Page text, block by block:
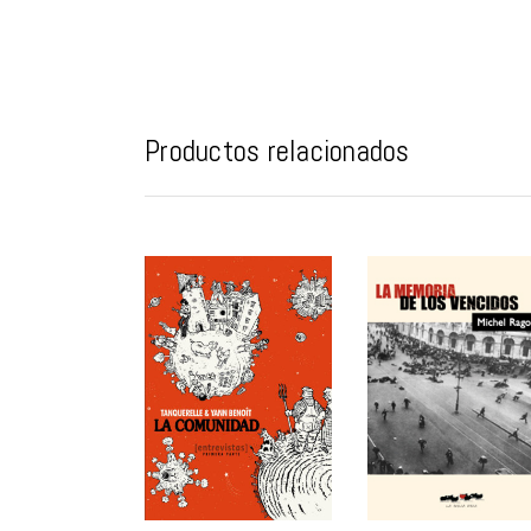
Productos relacionados
AÑADIR AL
CARRITO
AÑADIR AL
CARRITO